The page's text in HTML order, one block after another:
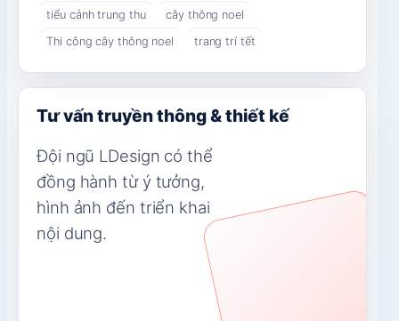
tiểu cảnh trung thu
cây thông noel
Thi công cây thông noel
trang trí tết
Tư vấn truyền thông & thiết kế
Đội ngũ LDesign có thể
đồng hành từ ý tưởng,
hình ảnh đến triển khai
nội dung.